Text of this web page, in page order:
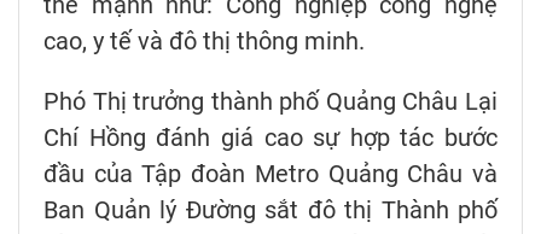
cao, y tế và đô thị thông minh.
Phó Thị trưởng thành phố Quảng Châu Lại
Chí Hồng đánh giá cao sự hợp tác bước
đầu của Tập đoàn Metro Quảng Châu và
Ban Quản lý Đường sắt đô thị Thành phố